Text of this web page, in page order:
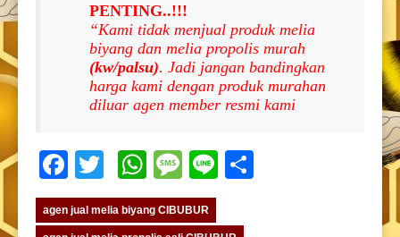
PENTING..!!!
“Kami tidak menjual produk melia
biyang dan melia propolis murah
(kw/palsu). Jadi jangan bandingkan
harga kami dengan produk murahan
diluar agen member resmi kami
Facebook
TwitterWhatsApp
Message
Line
agen jual melia biyang CIBUBUR